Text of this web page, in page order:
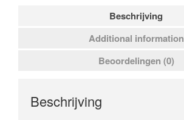
Beschrijving
Additional information
Beoordelingen (0)
Beschrijving